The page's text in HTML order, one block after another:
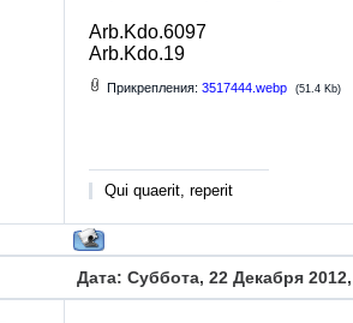
Arb.Kdo.6097
Arb.Kdo.19
Прикрепления: 3517444.webp (51.4 Kb)
Qui quaerit, reperit
Дата: Суббота, 22 Декабря